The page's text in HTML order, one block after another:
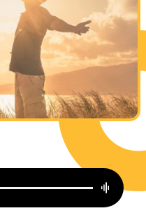
del Tempio